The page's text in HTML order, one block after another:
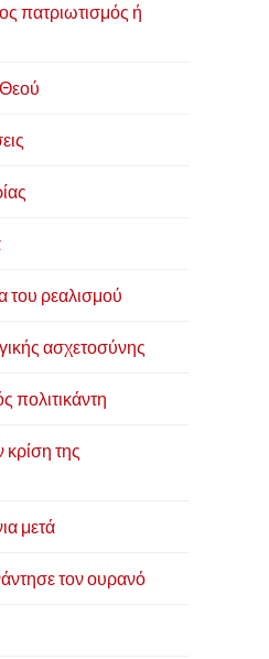
πατριωτισμός ή
του ρεαλισμού
ασχετοσύνης
πολιτικάντη
της
μετά
τον ουρανό